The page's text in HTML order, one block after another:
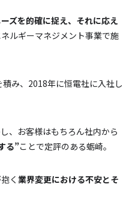
ズを的確に捉え、それに応え
ルギーマネジメント事業で施
み、2018年に恒電社に入社し
、お客様はもちろん社内から
る”ことで定評のある蛎崎。
く 業界変更における不安とそ